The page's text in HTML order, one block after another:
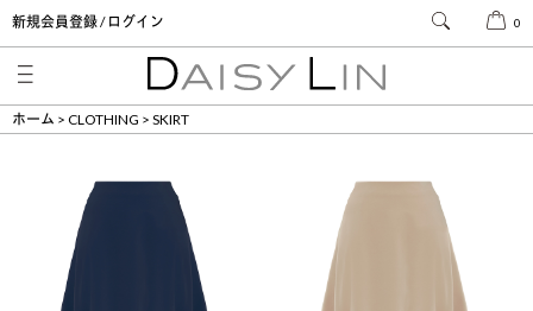
新規会員登録 / ログイン 0
ホーム CLOTHING SKIRT